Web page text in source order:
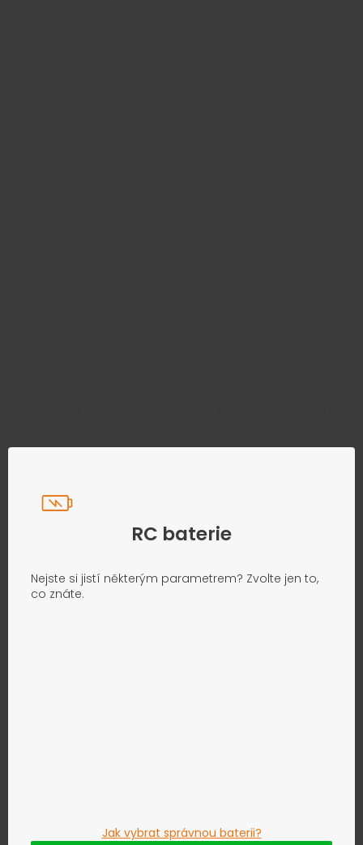
RC baterie
Nejste si jistí některým parametrem? Zvolte jen to,
co znáte.
Jak vybrat správnou baterii?